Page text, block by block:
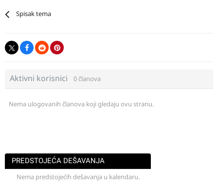
Spisak tema
Aktivni korisnici 0 članova
Nema ulogovanih članova koji gledaju ovu stranu.
PREDSTOJEĆA DEŠAVANJA
Nema predstojećih dešavanja u kalendaru.